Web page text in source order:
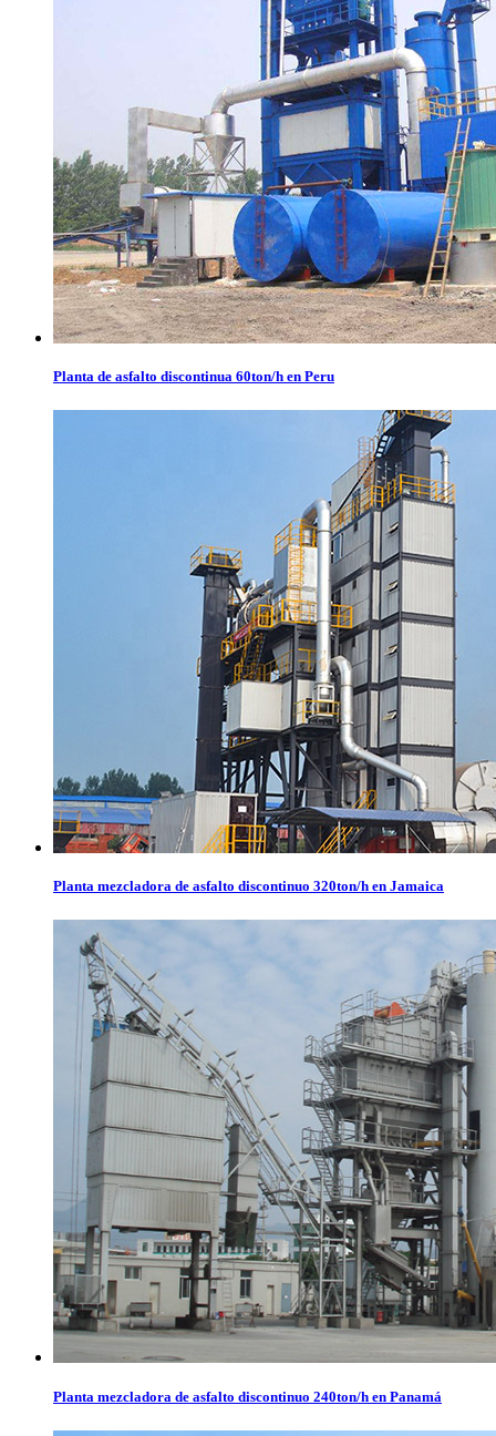
Planta de asfalto discontinua 60ton/h en Peru
Planta mezcladora de asfalto discontinuo 320ton/h en Jamaica
Planta mezcladora de asfalto discontinuo 240ton/h en Panamá